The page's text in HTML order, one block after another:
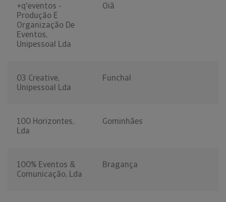
+q'eventos -
Produção E
Organização De
Eventos,
Unipessoal Lda
Oiã
03 Creative,
Unipessoal Lda
Funchal
100 Horizontes,
Lda
Gominhães
100% Eventos &
Comunicação, Lda
Bragança